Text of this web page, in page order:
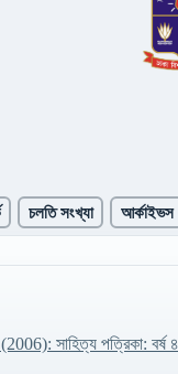
চলতি সংখ্যা আর্কাইভস
সাহিত্য পত্রিকা: